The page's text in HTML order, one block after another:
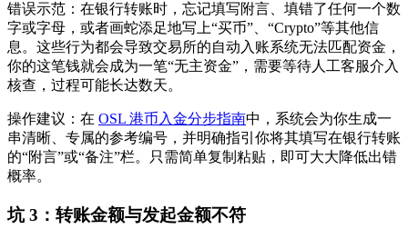
错误示范 ：在银行转账时，忘记填写附言、填错了任何一个数
字或字母，或者画蛇添足地写上“买币”、“Crypto”等其他信
息。这些行为都会导致交易所的自动入账系统无法匹配资金，
你的这笔钱就会成为一笔“无主资金”，需要等待人工客服介入
核查，过程可能长达数天。
操作建议 ：在 OSL 港币入金分步指南中，系统会为你生成一
串清晰、专属的参考编号，并明确指引你将其填写在银行转账
的“附言”或“备注”栏。只需简单复制粘贴，即可大大降低出错
概率。
坑 3：转账金额与发起金额不符